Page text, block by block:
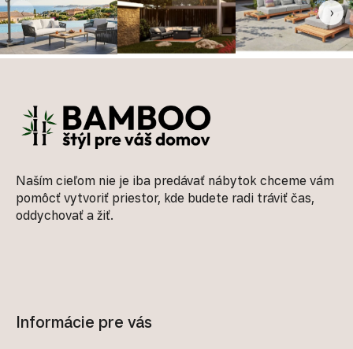
‹ ›
Naším cieľom nie je iba predávať nábytok chceme vám
pomôcť vytvoriť priestor, kde budete radi tráviť čas,
oddychovať a žiť.
Informácie pre vás